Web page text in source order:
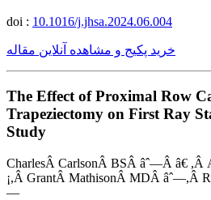
doi : 10.1016/j.jhsa.2024.06.004
خرید پکیج و مشاهده آنلاین مقاله
The Effect of Proximal Row
Trapeziectomy on First Ray
Study
CharlesÂ CarlsonÂ BSÂ âˆ—Â â€ ,Â
¡,Â GrantÂ MathisonÂ MDÂ âˆ—,Â
—